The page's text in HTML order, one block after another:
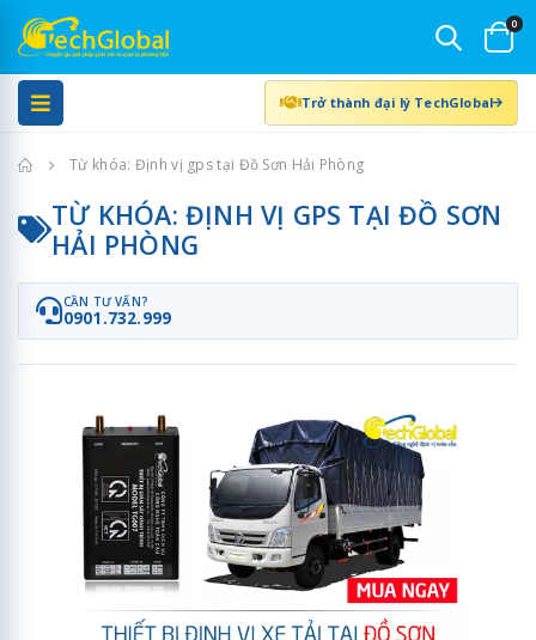
0
Trở thành đại lý TechGlobal
Trang chủTừ khóa: Định vị gps tại Đồ Sơn Hải Phòng
TỪ KHÓA: ĐỊNH VỊ GPS TẠI ĐỒ SƠN
HẢI PHÒNG
CẦN TƯ VẤN?
0901.732.999